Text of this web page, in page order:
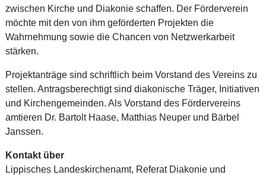
zwischen Kirche und Diakonie schaffen. Der Förderverein
möchte mit den von ihm geförderten Projekten die
Wahrnehmung sowie die Chancen von Netzwerkarbeit
stärken.
Projektanträge sind schriftlich beim Vorstand des Vereins zu
stellen. Antragsberechtigt sind diakonische Träger, Initiativen
und Kirchengemeinden. Als Vorstand des Fördervereins
amtieren Dr. Bartolt Haase, Matthias Neuper und Bärbel
Janssen.
Kontakt über
Lippisches Landeskirchenamt, Referat Diakonie und